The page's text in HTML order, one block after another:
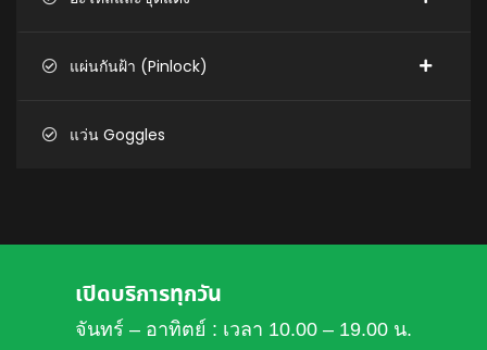
แผ่นกันฝ้า (Pinlock)
แว่น Goggles
เปิดบริการทุกวัน
จันทร์ – อาทิตย์ : เวลา 10.00 – 19.00 น.